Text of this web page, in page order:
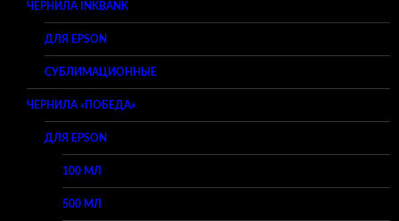
ЧЕРНИЛА INKBANK
ДЛЯ EPSON
СУБЛИМАЦИОННЫЕ
ЧЕРНИЛА «ПОБЕДА»
ДЛЯ EPSON
100 МЛ
500 МЛ